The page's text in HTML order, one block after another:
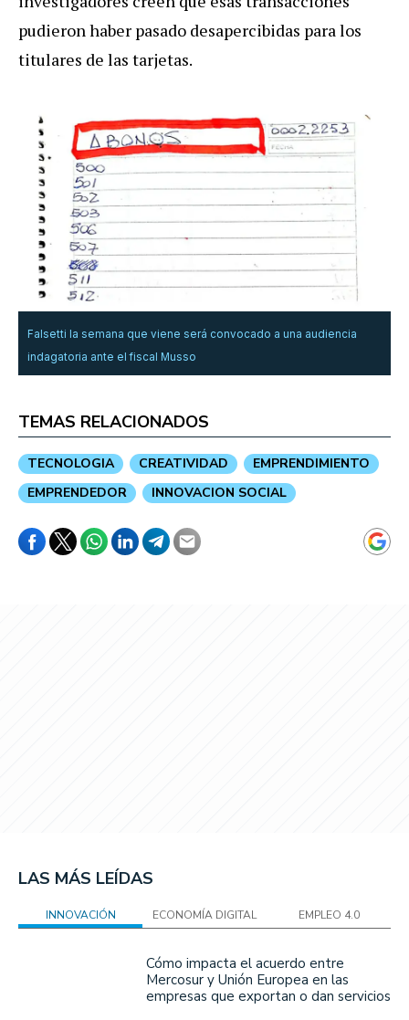
pudieron haber pasado desapercibidas para los
titulares de las tarjetas.
Falsetti la semana que viene será convocado a una audiencia
indagatoria ante el fiscal Musso
TEMAS RELACIONADOS
TECNOLOGIA CREATIVIDAD
EMPRENDIMIENTO
EMPRENDEDOR
INNOVACION SOCIAL
LAS MÁS LEÍDAS
INNOVACIÓN ECONOMÍA DIGITAL EMPLEO 4.0
Cómo impacta el acuerdo entre
Mercosur y Unión Europea en las
empresas que exportan o dan servicios